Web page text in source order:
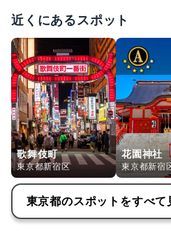
近くにあるスポット
歌舞伎町
東京都新宿区
花園神社
東京都新宿
東京都のスポットをすべて